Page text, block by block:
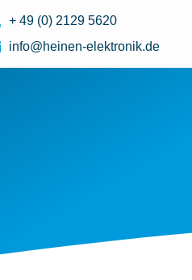
+ 49 (0) 2129 5620
info@heinen-elektronik.de